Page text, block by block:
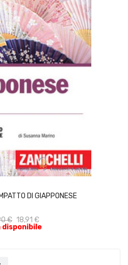
DI GIAPPONESE
€ 18,91 €
disponibile
ACQUISTA